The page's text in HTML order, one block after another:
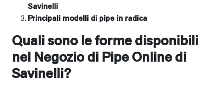
Savinelli
Principali modelli di pipe in radica
Quali sono le forme disponibili
nel Negozio di Pipe Online di
Savinelli?